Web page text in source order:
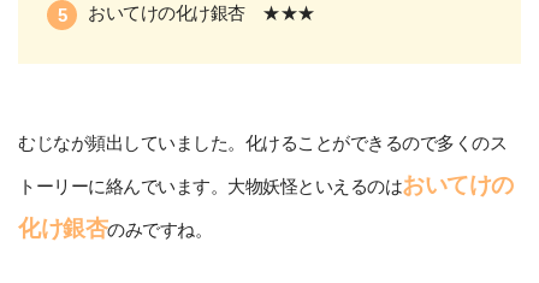
おいてけの化け銀杏 ★★★
むじなが頻出していました。化けることができるので多くのス
トーリーに絡んでいます。大物妖怪といえるのはおいてけの
化け銀杏のみですね。